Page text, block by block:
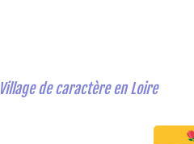
Village de caractère en Loire